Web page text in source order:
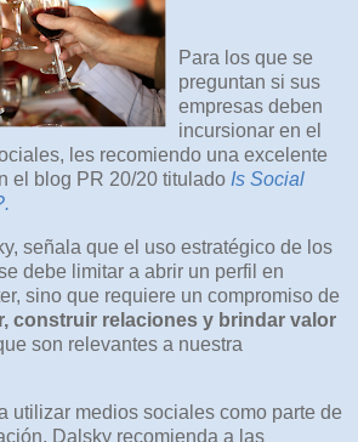
Para los que se
preguntan si sus
empresas deben
incursionar en el
les recomiendo una excelente
el blog PR 20/20 titulado Is Social
señala que el uso estratégico de los
debe limitar a abrir un perfil en
sino que requiere un compromiso de
construir relaciones y brindar valor
son relevantes a nuestra
utilizar medios sociales como parte de
Dalsky recomienda a las